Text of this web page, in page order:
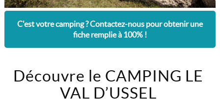
Découvre le CAMPING LE
VAL D’USSEL
C'est votre camping ? Contactez-nous pour obtenir une
fiche remplie à 100% !